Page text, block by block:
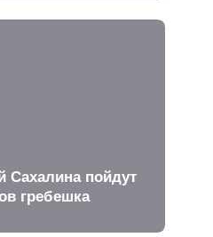
Сахалина пойдут
гребешка